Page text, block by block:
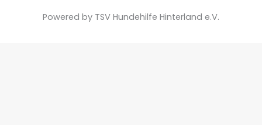
Powered by TSV Hundehilfe Hinterland e.V.